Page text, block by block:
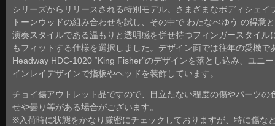
シリーズからリリースされる特別モデル。さまざまなボディシェイ
トーンウッドの組み合わせを試し、その中で わたなべゆう の得意
演奏スタイルである温もりと透明感を併せ持つフィンガースタイル
もフィットする仕様を選択しました。デザイン面では往年の愛機で
Headway HDC-1020 “King Fisher”のデザインを落とし込み、ユニ
インレイデザインで指板やヘッドを装飾しています。
チョイ傷アウトレット品ですので、目立たない程度の傷やパーツの
せや曇り等がある場合がございます。
※入荷時に状態をかなり厳密にチェックしておりますが、特に傷な